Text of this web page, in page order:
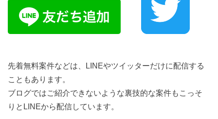
先着無料案件などは、LINEやツイッターだけに配信する
こともあります。
ブログではご紹介できないような裏技的な案件もこっそ
りとLINEから配信しています。